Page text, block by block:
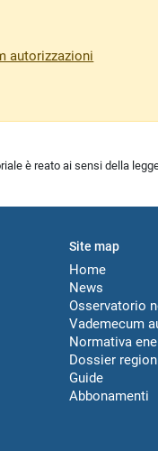
autorizzazioni
è reato ai sensi della
Site map
Home
News
Osservatorio
Vademecum
Normativa
Dossier
Guide
Abbonamenti